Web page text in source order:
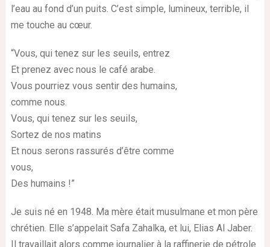
l’eau au fond d’un puits. C’est simple, lumineux, terrible, il
me touche au cœur.
“Vous, qui tenez sur les seuils, entrez
Et prenez avec nous le café arabe.
Vous pourriez vous sentir des humains,
comme nous.
Vous, qui tenez sur les seuils,
Sortez de nos matins
Et nous serons rassurés d’être comme
vous,
Des humains !”
Je suis né en 1948. Ma mère était musulmane et mon père
chrétien. Elle s’appelait Safa Zahalka, et lui, Elias Al Jaber.
Il travaillait alors comme journalier à la raffinerie de pétrole